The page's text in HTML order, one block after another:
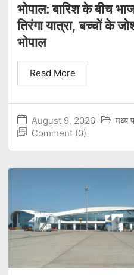
भोपाल: बारिश के बीच
तिरंगा यात्रा, बच्चों के
भोपाल
August 9, 2026
मध्य
Comment (0)
Read More